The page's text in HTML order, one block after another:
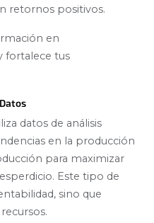
retornos positivos.
en
fortalece tus
datos de análisis
en la producción
para maximizar
Este tipo de
sino que